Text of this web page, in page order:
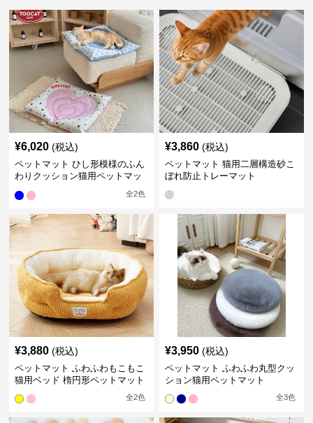
¥6,020 (税込)
ペットマット ひし形模様のふん
わりクッション猫用ペットマッ
全2色
¥3,860 (税込)
ペットマット 猫用二層構造砂こ
ぼれ防止トレーマット
¥3,880 (税込)
ペットマット ふわふわもこもこ
猫用ベッド 楕円形ペットマット
全2色
¥3,950 (税込)
ペットマット ふわふわ丸型クッ
ション猫用ペットマット
全3色